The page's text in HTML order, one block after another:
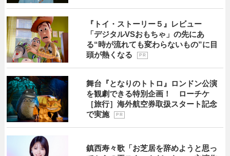
『トイ・ストーリー５』レビュー
「デジタルVSおもちゃ」の先にあ
る“時が流れても変わらないもの”に目
頭が熱くなる
P R
舞台『となりのトトロ』ロンドン公演
を観劇できる特別企画！ ローチケ
［旅行］海外航空券取扱スタート記念
で実施
P R
鎮西寿々歌「お芝居を辞めようと思っ